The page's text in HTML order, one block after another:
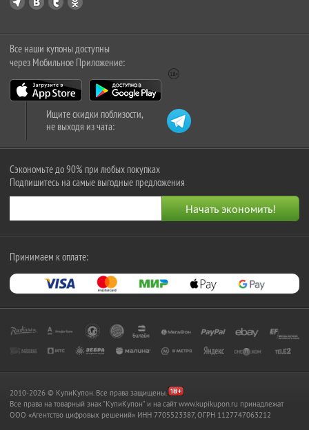
Все наши купоны доступны
через Мобильное Приложение:
Ищите скидки поблизости,
не выходя из чата:
Сэкономьте до 90% при любых покупках
Подпишитесь на самые выгодные предложения
Принимаем к оплате:
2010-2026 © КупиКупон. Все права защищены.
Все права на товарный знак "КупиКупон" и на сайт www.kupikupon.ru принадлежат
OOO «Агентство цифровых решений» ИНН 7705523387, ОГРН 1127747063212